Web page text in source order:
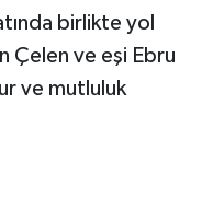
birlikte yol
Çelen ve eşi Ebru
ve mutluluk